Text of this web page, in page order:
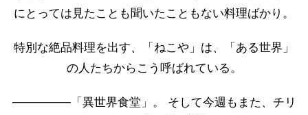
にとっては見たことも聞いたこともない料理ばかり。
特別な絶品料理を出す、「ねこや」は、「ある世界」
の人たちからこう呼ばれている。
―――――「異世界食堂」。 そして今週もまた、チリ